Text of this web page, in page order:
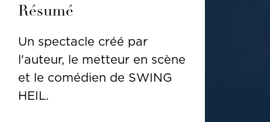
Résumé
Un spectacle créé par
l'auteur, le metteur en scène
et le comédien de SWING
HEIL.